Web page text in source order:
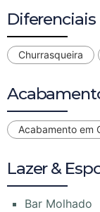
Diferenciais
Churrasqueira
Acabamento em
Lazer &
Bar Molhado